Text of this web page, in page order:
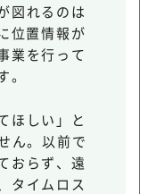
図れるのは
位置情報が
業を行って
ほしい」と
ん。以前で
おらず、遠
タイムロス